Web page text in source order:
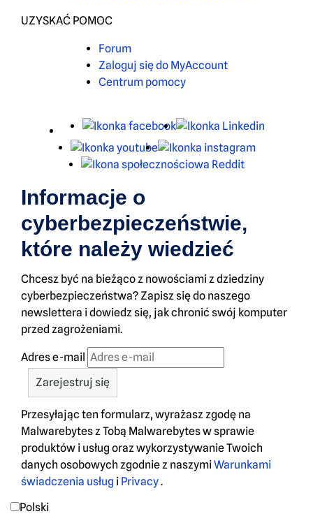
UZYSKAĆ POMOC
Forum
Zaloguj się do MyAccount
Centrum pomocy
X Facebook
LinkedIn
Youtube
Instagram
Reddit
Informacje o
cyberbezpieczeństwie,
które należy wiedzieć
Chcesz być na bieżąco z nowościami z dziedziny
cyberbezpieczeństwa? Zapisz się do naszego
newslettera i dowiedz się, jak chronić swój komputer
przed zagrożeniami.
Adres e-mail
Przesyłając ten formularz, wyrażasz zgodę na
Malwarebytes z Tobą Malwarebytes w sprawie
produktów i usług oraz wykorzystywanie Twoich
danych osobowych zgodnie z naszymiWarunkami
świadczenia usług i Privacy.
Polski